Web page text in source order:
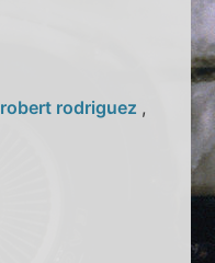
robert rodriguez ,